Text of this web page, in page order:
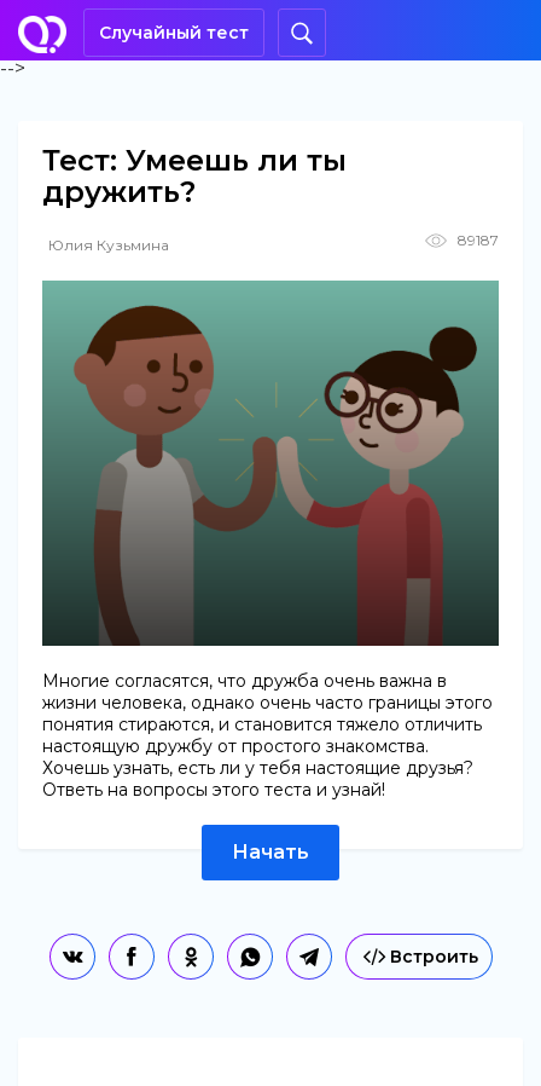
Случайный тест
-->
Тест: Умеешь ли ты
дружить?
Юлия Кузьмина 89187
Многие согласятся, что дружба очень важна в
жизни человека, однако очень часто границы этого
понятия стираются, и становится тяжело отличить
настоящую дружбу от простого знакомства.
Хочешь узнать, есть ли у тебя настоящие друзья?
Ответь на вопросы этого теста и узнай!
Начать
Встроить